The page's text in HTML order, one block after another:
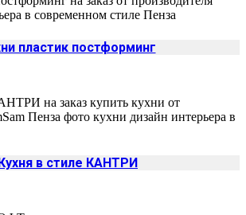
пластик постформинг
в стиле КАНТРИ